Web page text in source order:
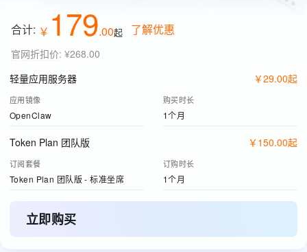
合计: ￥ 179.00起 了解优惠
官网折扣价: ¥268.00
轻量应用服务器
￥29.00起
应用镜像
OpenClaw
购买时长
1个月
Token Plan 团队版 ￥ 150.00起
订阅套餐
Token Plan 团队版 - 标准坐席
订购时长
1个月
立即购买